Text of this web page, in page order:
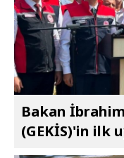
Bakan
(GEKİS)'in ilk